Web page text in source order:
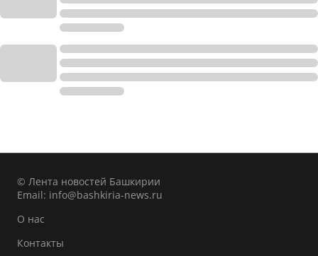
© Лента новостей Башкирии
Email: info@bashkiria-news.ru
О нас
Контакты